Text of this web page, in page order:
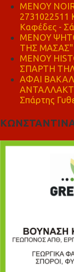
MENOY
Καφέδες -
ΜΕΝΟΥ
ΤΗΣ ΜΑΣΑΣ"
ΜΕΝΟΥ
ΣΠΑΡΤΗ ΤΗΛ.
ΑΦΑΙ
Σπάρτης